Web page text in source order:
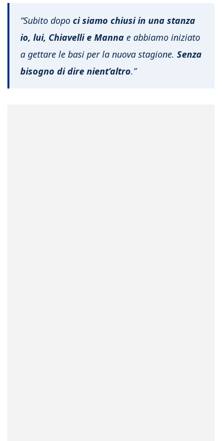
“Subito dopo ci siamo chiusi in una stanza
io, lui, Chiavelli e Manna e abbiamo iniziato
a gettare le basi per la nuova stagione. Senza
bisogno di dire nient’altro.”